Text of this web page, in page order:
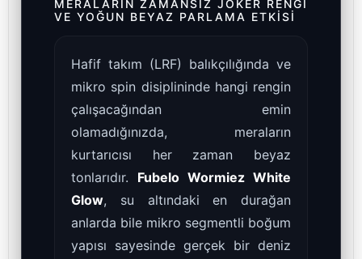
MERALARIN ZAMANSIZ JOKER RENGI
VE YOĞUN BEYAZ PARLAMA ETKISI
Hafif takım (LRF) balıkçılığında ve
mikro spin disiplininde hangi rengin
çalışacağından emin
olamadığınızda, meraların
kurtarıcısı her zaman beyaz
tonlarıdır. Fubelo Wormiez White
Glow, su altındaki en durağan
anlarda bile mikro segmentli boğum
yapısı sayesinde gerçek bir deniz